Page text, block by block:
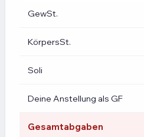
GewSt.
KörpersSt.
Soli
Deine Anstellung als GF
Gesamtabgaben